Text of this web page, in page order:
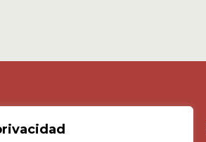
Jerez, Spain 11407